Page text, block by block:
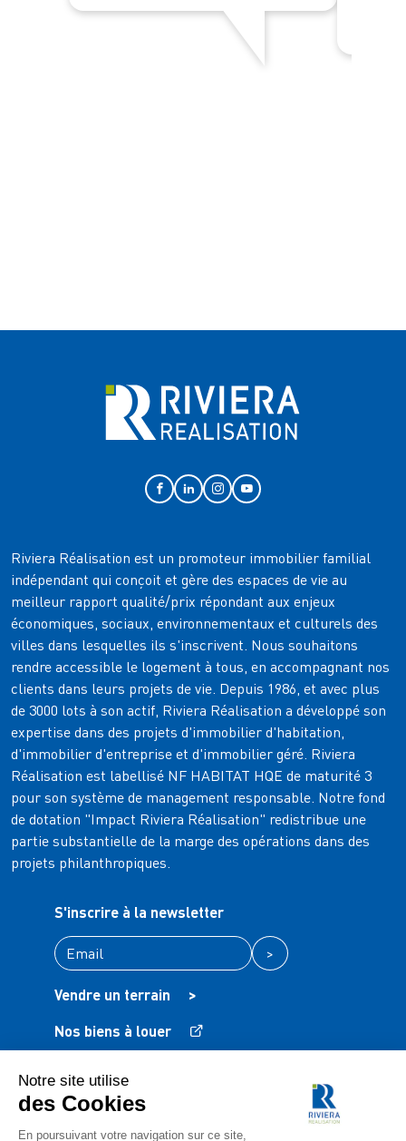
Riviera Réalisation est un promoteur immobilier familial
indépendant qui conçoit et gère des espaces de vie au
meilleur rapport qualité/prix répondant aux enjeux
économiques, sociaux, environnementaux et culturels des
villes dans lesquelles ils s'inscrivent. Nous souhaitons
rendre accessible le logement à tous, en accompagnant nos
clients dans leurs projets de vie. Depuis 1986, et avec plus
de 3000 lots à son actif, Riviera Réalisation a développé son
expertise dans des projets d'immobilier d'habitation,
d'immobilier d'entreprise et d'immobilier géré. Riviera
Réalisation est labellisé NF HABITAT HQE de maturité 3
pour son système de management responsable. Notre fond
de dotation "Impact Riviera Réalisation" redistribue une
partie substantielle de la marge des opérations dans des
projets philanthropiques.
S'inscrire à la newsletter
>
Vendre un terrain
>
Nos biens à louer